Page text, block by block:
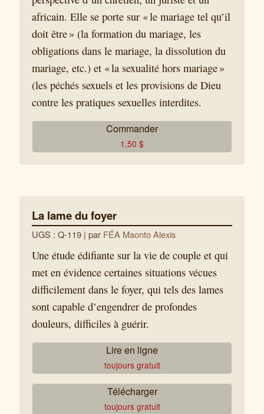
africain. Elle se porte sur « le mariage tel qu’il
doit être » (la formation du mariage, les
obligations dans le mariage, la dissolution du
mariage, etc.) et « la sexualité hors mariage »
(les péchés sexuels et les provisions de Dieu
contre les pratiques sexuelles interdites.
Commander
1,50 $
La lame du foyer
UGS : Q-119 | par FÉA Maonto Alexis
Une étude édifiante sur la vie de couple et qui
met en évidence certaines situations vécues
difficilement dans le foyer, qui tels des lames
sont capable d’engendrer de profondes
douleurs, difficiles à guérir.
Lire en ligne
toujours gratuit
Télécharger
toujours gratuit